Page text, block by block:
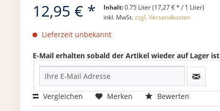
12,95 € *
Inhalt:0.75 Liter (17,27 € * / 1 Liter)
inkl. MwSt.zzgl. Versandkosten
Lieferzeit unbekannt
E-Mail erhalten sobald der Artikel wieder auf Lager ist
Vergleichen Merken Bewerten